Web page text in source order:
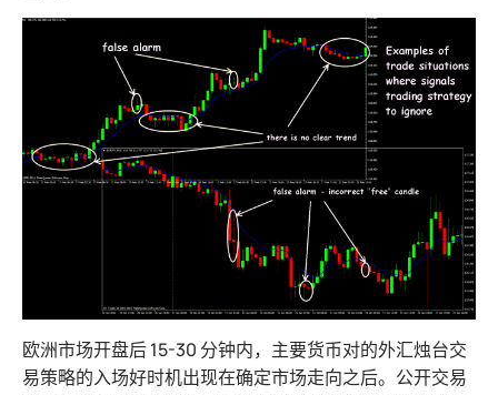
欧洲市场开盘后 15-30 分钟内，主要货币对的外汇烛台交
易策略的入场好时机出现在确定市场走向之后。公开交易